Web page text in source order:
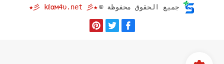
جميع الحقوق محفوظة ©★彡 kℓαм4υ.net 彡★